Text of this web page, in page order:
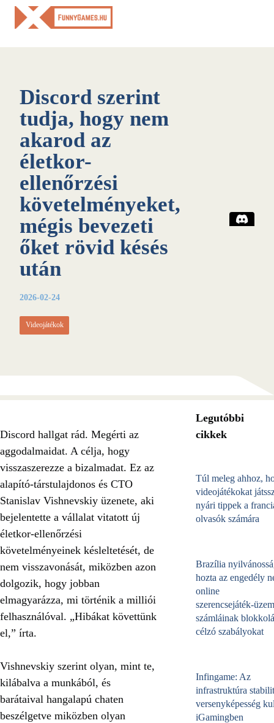
Skip
Discord szerint
tudja, hogy nem
akarod az
életkor-
ellenőrzési
követelményeket,
mégis bevezeti
őket rövid késés
után
2026-02-24
Videojátékok
Discord hallgat rád. Megérti az
aggodalmaidat. A célja, hogy
visszaszerezze a bizalmadat. Ez az
alapító-társtulajdonos és CTO
Stanislav Vishnevskiy üzenete, aki
bejelentette a vállalat vitatott új
életkor-ellenőrzési
követelményeinek késleltetését, de
nem visszavonását, miközben azon
dolgozik, hogy jobban
elmagyarázza, mi történik a milliói
felhasználóval. „Hibákat követtünk
el,” írta.
Vishnevskiy szerint olyan, mint te,
kilábalva a munkából, és
barátaival hangalapú chaten
beszélgetve miközben olyan
Legutóbbi
cikkek
Túl meleg ahhoz,
videojátékokat
nyári tippek a
olvasók számára
Brazília
hozta az engedély
online
számláinak
célzó szabályokat
Infingame: Az
infrastruktúra
versenyképesség
iGamingben